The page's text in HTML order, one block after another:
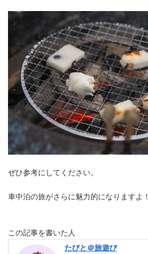
ぜひ参考にしてください。
車中泊の旅がさらに魅力的になりますよ！
この記事を書いた人
たびと＠旅遊び